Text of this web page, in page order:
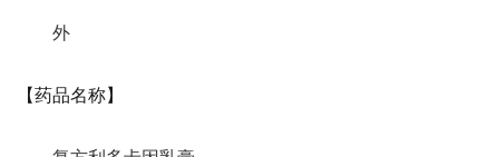
外
【药品名称】